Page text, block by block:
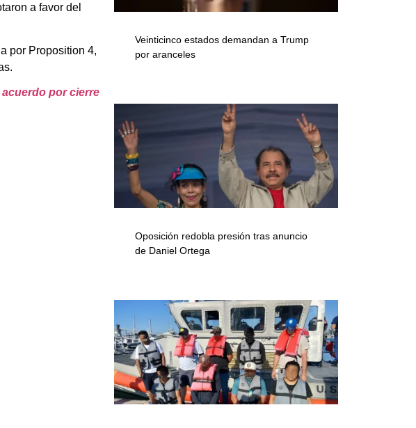
a favor del
por Proposition 4,
por cierre
Veinticinco estados demandan a Trump
por aranceles
Oposición redobla presión tras anuncio
de Daniel Ortega